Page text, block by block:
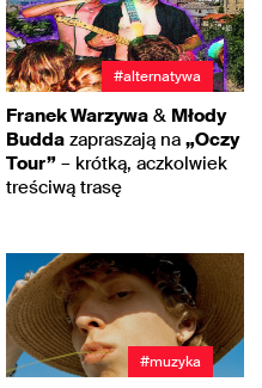
#alternatywa
Franek Warzywa & Młody
Budda zapraszają na „Oczy
Tour” – krótką, aczkolwiek
treściwą trasę
#muzyka